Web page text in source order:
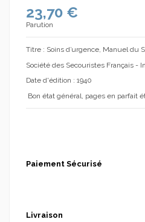
23,70 €
Parution
Titre : Soins d’urgence, Manuel du
Société des Secouristes Français -
Date d'édition : 1940
Bon état général, pages en parfait
Paiement Sécurisé
Livraison